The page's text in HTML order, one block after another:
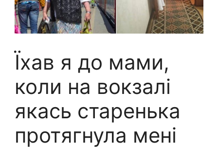
Їхав я до мами,
коли на вокзалі
якась старенька
протягнула мені